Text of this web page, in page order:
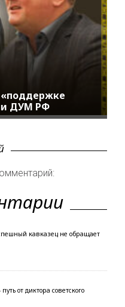
«поддержке
ДУМ РФ
кавказец не обращает
от диктора советского